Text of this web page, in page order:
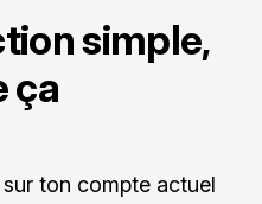
simple,
ça
ton compte actuel